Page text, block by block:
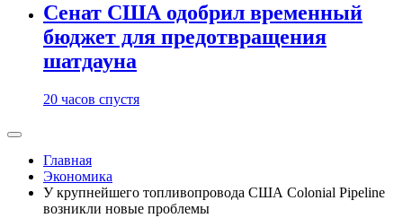
Сенат США одобрил временный
бюджет для предотвращения
шатдауна
20 часов спустя
Главная
Экономика
У крупнейшего топливопровода США Colonial Pipeline
возникли новые проблемы